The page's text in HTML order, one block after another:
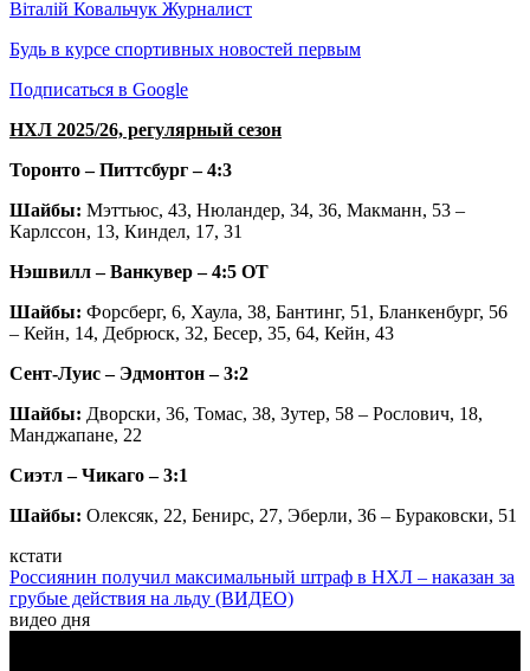
Віталій Ковальчук Журналист
Будь в курсе спортивных новостей первым
Подписаться в Google
НХЛ 2025/26, регулярный сезон
Торонто – Питтсбург – 4:3
Шайбы: Мэттьюс, 43, Нюландер, 34, 36, Макманн, 53 –
Карлссон, 13, Киндел, 17, 31
Нэшвилл – Ванкувер – 4:5 ОТ
Шайбы: Форсберг, 6, Хаула, 38, Бантинг, 51, Бланкенбург, 56
– Кейн, 14, Дебрюск, 32, Бесер, 35, 64, Кейн, 43
Сент-Луис – Эдмонтон – 3:2
Шайбы: Дворски, 36, Томас, 38, Зутер, 58 – Рослович, 18,
Манджапане, 22
Сиэтл – Чикаго – 3:1
Шайбы: Олексяк, 22, Бенирс, 27, Эберли, 36 – Бураковски, 51
кстати
Россиянин получил максимальный штраф в НХЛ – наказан за
грубые действия на льду (ВИДЕО)
видео дня